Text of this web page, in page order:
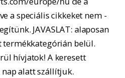
a speciális cikkeket nem -
JAVASLAT: alaposan
belül.
hívjatok! A keresett
alatt szállítjuk.